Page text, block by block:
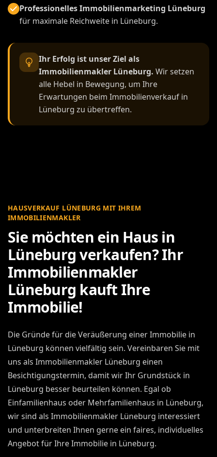
Professionelles Immobilienmarketing Lüneburg
für maximale Reichweite in Lüneburg.
Ihr Erfolg ist unser Ziel als
Immobilienmakler Lüneburg. Wir setzen
alle Hebel in Bewegung, um Ihre
Erwartungen beim Immobilienverkauf in
Lüneburg zu übertreffen.
HAUSVERKAUF LÜNEBURG MIT IHREM
IMMOBILIENMAKLER
Sie möchten ein Haus in
Lüneburg verkaufen? Ihr
Immobilienmakler
Lüneburg kauft Ihre
Immobilie!
Die Gründe für die Veräußerung einer Immobilie in
Lüneburg können vielfältig sein. Vereinbaren Sie mit
uns als Immobilienmakler Lüneburg einen
Besichtigungstermin, damit wir Ihr Grundstück in
Lüneburg besser beurteilen können. Egal ob
Einfamilienhaus oder Mehrfamilienhaus in Lüneburg,
wir sind als Immobilienmakler Lüneburg interessiert
und unterbreiten Ihnen gerne ein faires, individuelles
Angebot für Ihre Immobilie in Lüneburg.